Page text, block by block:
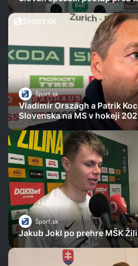
Šport.sk
Vladimír Országh a Patrik
Slovenska na MS v hokeji
Šport.sk
Jakub Jokl po prehre MŠK